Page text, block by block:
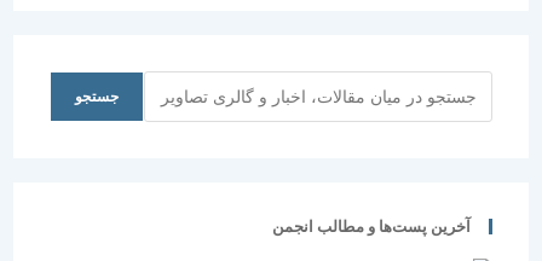
جستجو
آخرین پست‌ها و مطالب انجمن